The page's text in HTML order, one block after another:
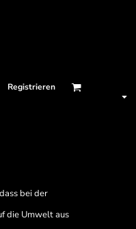
Registrieren
bei der
die Umwelt aus